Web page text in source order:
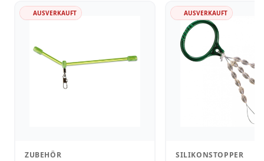
AUSVERKAUFT
ZUBEHÖR
AUSVERKAUFT
SILIKONSTOPPER